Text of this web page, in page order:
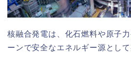
核融合発電は、化石燃料や原子
ーンで安全なエネルギー源とし